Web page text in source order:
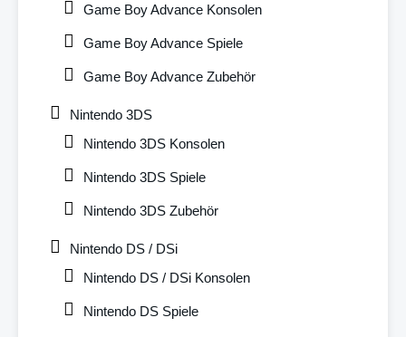
Game Boy Advance Konsolen
Game Boy Advance Spiele
Game Boy Advance Zubehör
Nintendo 3DS
Nintendo 3DS Konsolen
Nintendo 3DS Spiele
Nintendo 3DS Zubehör
Nintendo DS / DSi
Nintendo DS / DSi Konsolen
Nintendo DS Spiele